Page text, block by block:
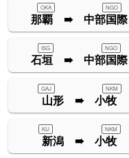
那覇 ➠ 中部国際
OKA NGO
石垣 ➠ 中部国際
ISG NGO
山形 ➠ 小牧
GAJ NKM
新潟 ➠ 小牧
KIJ NKM